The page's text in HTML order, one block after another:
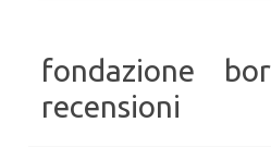
fondazione
recensioni